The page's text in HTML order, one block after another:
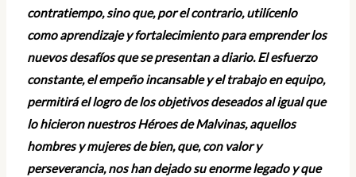
contratiempo, sino que, por el contrario, utilícenlo
como aprendizaje y fortalecimiento para emprender los
nuevos desafíos que se presentan a diario. El esfuerzo
constante, el empeño incansable y el trabajo en equipo,
permitirá el logro de los objetivos deseados al igual que
lo hicieron nuestros Héroes de Malvinas, aquellos
hombres y mujeres de bien, que, con valor y
perseverancia, nos han dejado su enorme legado y que